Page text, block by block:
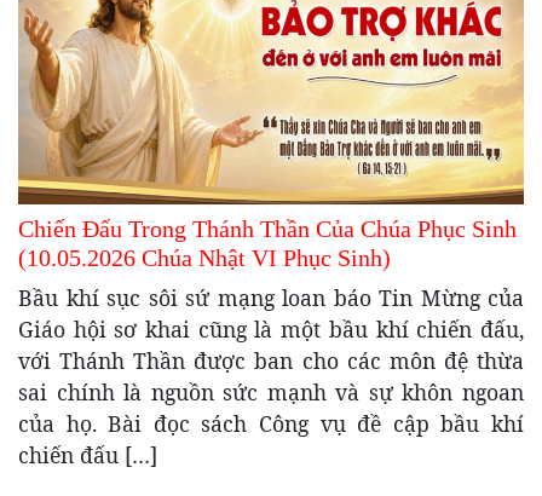
Chiến Đấu Trong Thánh Thần Của Chúa Phục Sinh
(10.05.2026 Chúa Nhật VI Phục Sinh)
Bầu khí sục sôi sứ mạng loan báo Tin Mừng của
Giáo hội sơ khai cũng là một bầu khí chiến đấu,
với Thánh Thần được ban cho các môn đệ thừa
sai chính là nguồn sức mạnh và sự khôn ngoan
của họ. Bài đọc sách Công vụ đề cập bầu khí
chiến đấu […]